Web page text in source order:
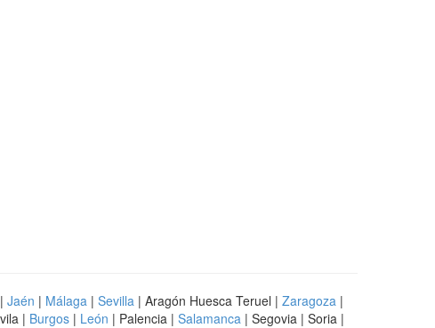
| Jaén | Málaga | Sevilla | Aragón Huesca Teruel | Zaragoza |
| Burgos | León | Palencia | Salamanca | Segovia | Soria |